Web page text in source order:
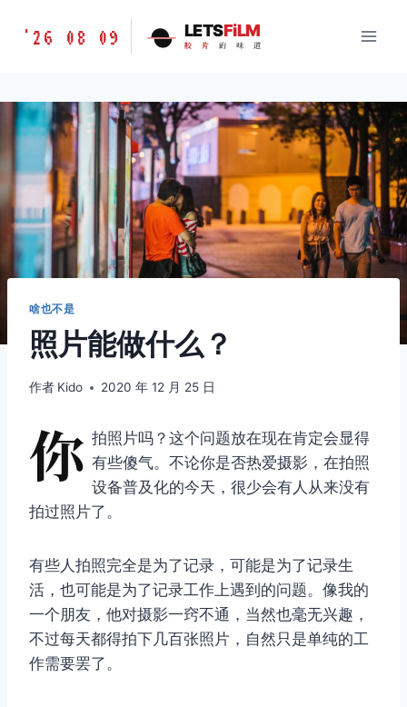
胶
味
道
LETSFILM
'26 08 09 LETSFiLM
胶 片 的 味 道
啥也不是
照片能做什么？
作者 Kido 2020 年 12 月 25 日
你 拍照片吗？这个问题放在现在肯定会显得
有些傻气。不论你是否热爱摄影，在拍照
设备普及化的今天，很少会有人从来没有
拍过照片了。
有些人拍照完全是为了记录，可能是为了记录生
活，也可能是为了记录工作上遇到的问题。像我的
一个朋友，他对摄影一窍不通，当然也毫无兴趣，
不过每天都得拍下几百张照片，自然只是单纯的工
作需要罢了。